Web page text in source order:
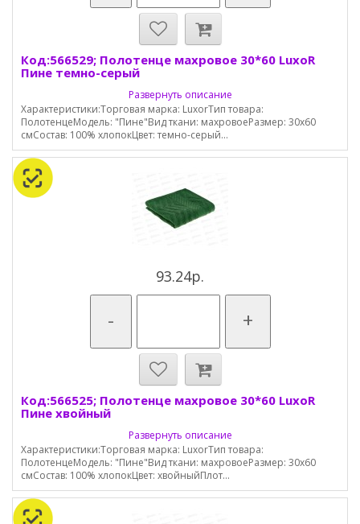
Код:566529; Полотенце махровое 30*60 LuxoR
Пине темно-серый
Развернуть описание
Характеристики:Торговая марка: LuxorТип товара:
ПолотенцеМодель: "Пине"Вид ткани: махровоеРазмер: 30х60
смСостав: 100% хлопокЦвет: темно-серый...
93.24р.
- +
Код:566525; Полотенце махровое 30*60 LuxoR
Пине хвойный
Развернуть описание
Характеристики:Торговая марка: LuxorТип товара:
ПолотенцеМодель: "Пине"Вид ткани: махровоеРазмер: 30х60
смСостав: 100% хлопокЦвет: хвойныйПлот...